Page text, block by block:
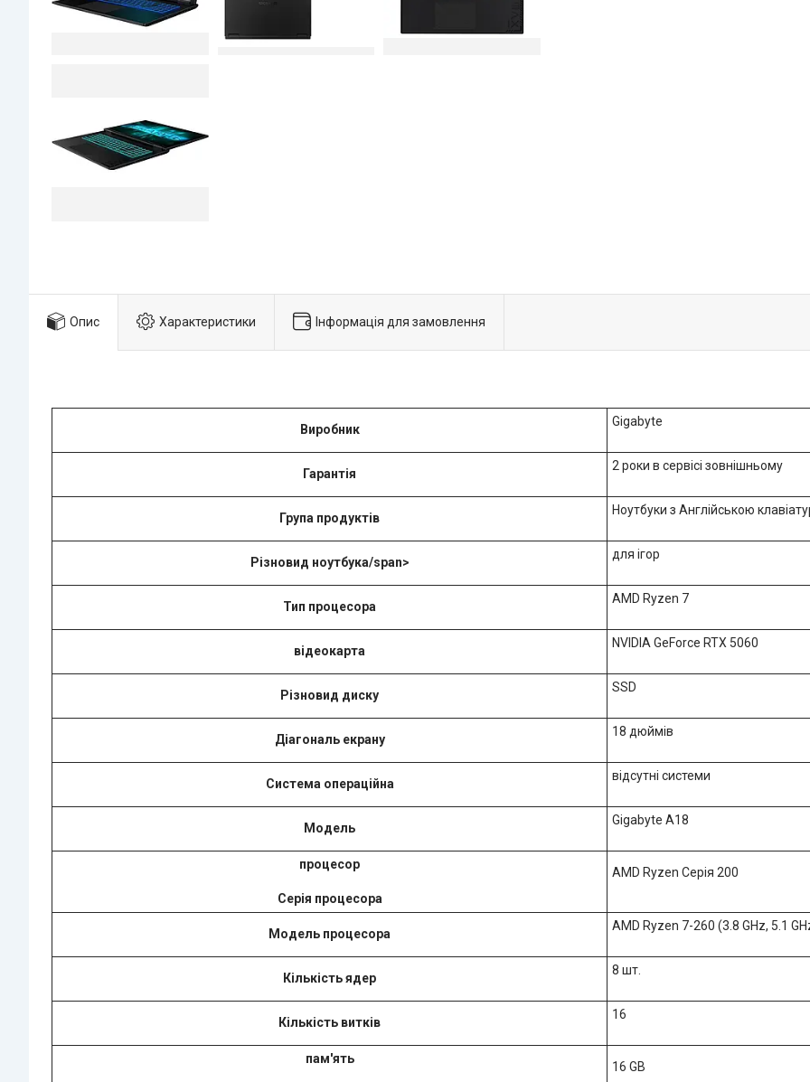
Опис Характеристики Інформація для замовлення
Виробник
Gigabyte
Гарантія
2 роки в сервісі зовнішньому
Група продуктів
Ноутбуки з Англійською
Різновид ноутбука/span>
для ігор
Тип процесора
AMD Ryzen 7
відеокарта
NVIDIA GeForce RTX 5060
Різновид диску
SSD
Діагональ екрану
18 дюймів
Система операційна
відсутні системи
Модель
Gigabyte A18
процесор
Серія процесора
AMD Ryzen Серія 200
Модель процесора
AMD Ryzen 7-260 (3.8 GHz, 5.1
Кількість ядер
8 шт.
Кількість витків
16
пам'ять
16 GB